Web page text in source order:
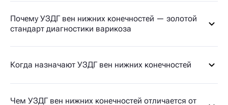
Почему УЗДГ вен нижних конечностей — золотой
стандарт диагностики варикоза
Когда назначают УЗДГ вен нижних конечностей
Чем УЗДГ вен нижних конечностей отличается от